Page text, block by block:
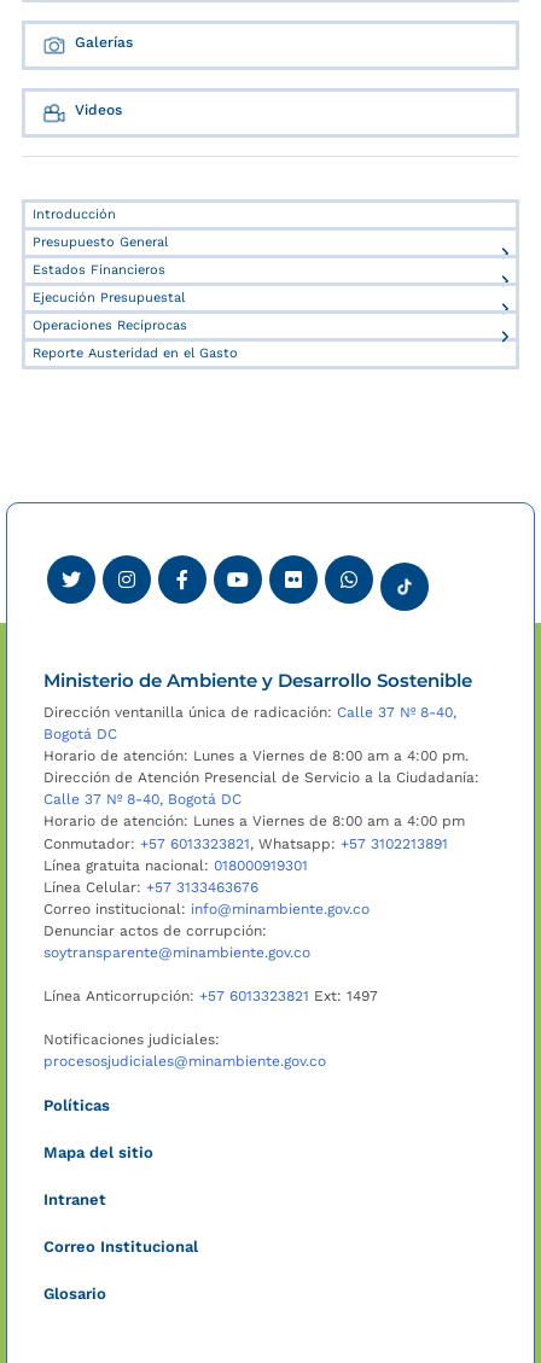
Galerías
Videos
Introducción
Presupuesto General
Estados Financieros
Ejecución Presupuestal
Operaciones Recíprocas
Reporte Austeridad en el Gasto
Ministerio de Ambiente y Desarrollo Sostenible
Dirección ventanilla única de radicación: Calle 37 Nº 8-40,
Bogotá DC
Horario de atención: Lunes a Viernes de 8:00 am a 4:00 pm.
Dirección de Atención Presencial de Servicio a la Ciudadanía:
Calle 37 Nº 8-40, Bogotá DC
Horario de atención: Lunes a Viernes de 8:00 am a 4:00 pm
Conmutador: +57 6013323821, Whatsapp: +57 3102213891
Línea gratuita nacional: 018000919301
Línea Celular: +57 3133463676
Correo institucional: info@minambiente.gov.co
Denunciar actos de corrupción:
soytransparente@minambiente.gov.co
Línea Anticorrupción: +57 6013323821 Ext: 1497
Notificaciones judiciales:
procesosjudiciales@minambiente.gov.co
Políticas
Mapa del sitio
Intranet
Correo Institucional
Glosario